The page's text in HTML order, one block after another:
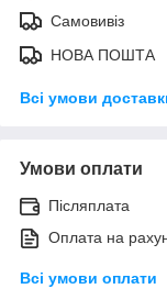
Самовивіз
НОВА ПОШТА
Всі умови
Умови оплати
Післяплата
Оплата на
Всі умови оплати